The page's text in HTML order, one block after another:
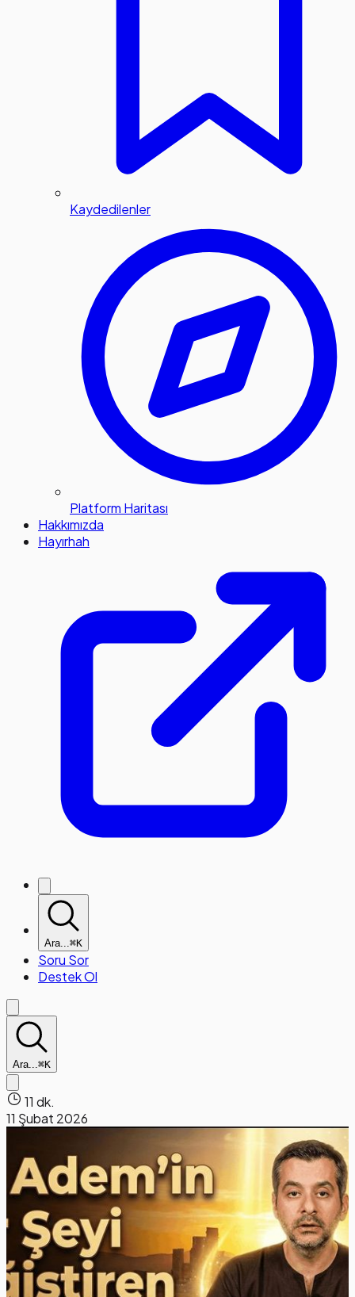
Kaydedilenler
Platform Haritası
Hakkımızda
Hayırhah
Ara...⌘K
Soru Sor
Destek Ol
Ara...⌘K
11 dk.
11 Şubat 2026